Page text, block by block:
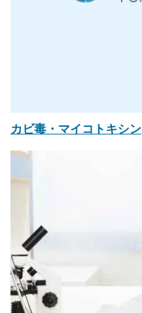
カビ毒・マイコトキシン